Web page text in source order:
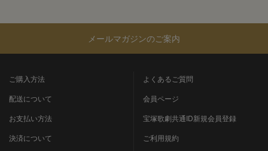
メールマガジンのご案内
ご購入方法
配送について
お支払い方法
決済について
よくあるご質問
会員ページ
宝塚歌劇共通ID新規会員登録
ご利用規約